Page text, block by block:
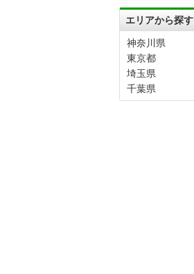
エリアから探す
神奈川県
東京都
埼玉県
千葉県